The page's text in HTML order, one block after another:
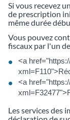
Si vous recevez
de prescription
même durée
Vous pouvez
fiscaux par l'un
<a
<a
Les services des